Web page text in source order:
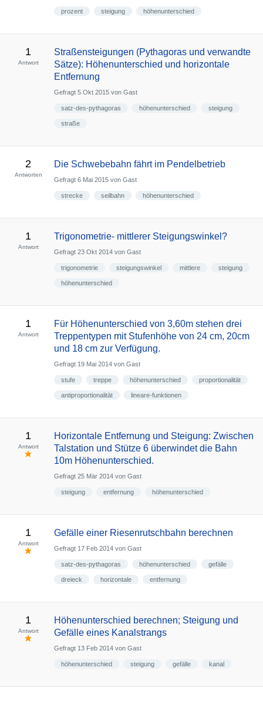
prozent steigung höhenunterschied
1
Antwort
Straßensteigungen (Pythagoras und verwandte
Sätze): Höhenunterschied und horizontale
Entfernung
Gefragt 5 Okt 2015 von Gast
satz-des-pythagoras höhenunterschied steigung
straße
2
Antworten
Die Schwebebahn fährt im Pendelbetrieb
Gefragt 6 Mai 2015 von Gast
strecke seilbahn höhenunterschied
1
Antwort
Trigonometrie- mittlerer Steigungswinkel?
Gefragt 23 Okt 2014 von Gast
trigonometrie steigungswinkel mittlere steigung
höhenunterschied
1
Antwort
Für Höhenunterschied von 3,60m stehen drei
Treppentypen mit Stufenhöhe von 24 cm, 20cm
und 18 cm zur Verfügung.
Gefragt 19 Mai 2014 von Gast
stufe treppe höhenunterschied proportionalität
antiproportionalität lineare-funktionen
1
Antwort
Horizontale Entfernung und Steigung: Zwischen
Talstation und Stütze 6 überwindet die Bahn
10m Höhenunterschied.
Gefragt 25 Mär 2014 von Gast
steigung entfernung höhenunterschied
1
Antwort
Gefälle einer Riesenrutschbahn berechnen
Gefragt 17 Feb 2014 von Gast
satz-des-pythagoras höhenunterschied gefälle
dreieck horizontale entfernung
1
Antwort
Höhenunterschied berechnen; Steigung und
Gefälle eines Kanalstrangs
Gefragt 13 Feb 2014 von Gast
höhenunterschied steigung gefälle kanal